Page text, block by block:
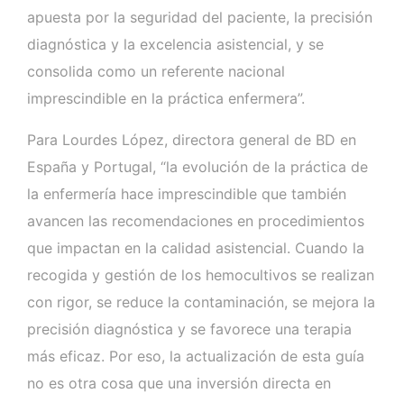
apuesta por la seguridad del paciente, la precisión
diagnóstica y la excelencia asistencial, y se
consolida como un referente nacional
imprescindible en la práctica enfermera”.
Para Lourdes López, directora general de BD en
España y Portugal, “la evolución de la práctica de
la enfermería hace imprescindible que también
avancen las recomendaciones en procedimientos
que impactan en la calidad asistencial. Cuando la
recogida y gestión de los hemocultivos se realizan
con rigor, se reduce la contaminación, se mejora la
precisión diagnóstica y se favorece una terapia
más eficaz. Por eso, la actualización de esta guía
no es otra cosa que una inversión directa en